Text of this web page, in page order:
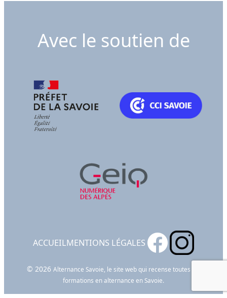
Avec le soutien de
ACCUEILMENTIONS LÉGALES
© 2026 Alternance Savoie, le site web qui recense toutes les
formations en alternance en Savoie.